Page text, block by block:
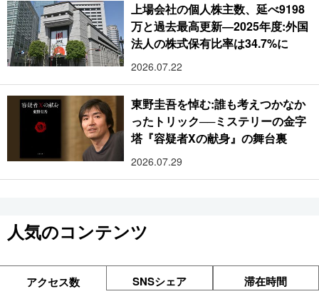
上場会社の個人株主数、延べ9198
万と過去最高更新―2025年度:外国
法人の株式保有比率は34.7%に
2026.07.22
東野圭吾を悼む:誰も考えつかなか
ったトリック──ミステリーの金字
塔『容疑者Xの献身』の舞台裏
2026.07.29
人気のコンテンツ
アクセス数 SNSシェア 滞在時間